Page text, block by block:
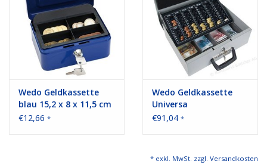
Wedo Geldkassette
blau 15,2 x 8 x 11,5 cm
(B x H x T)
€12,66 *
Wedo Geldkassette
Universa
€91,04 *
* exkl. MwSt. zzgl. Versandkosten